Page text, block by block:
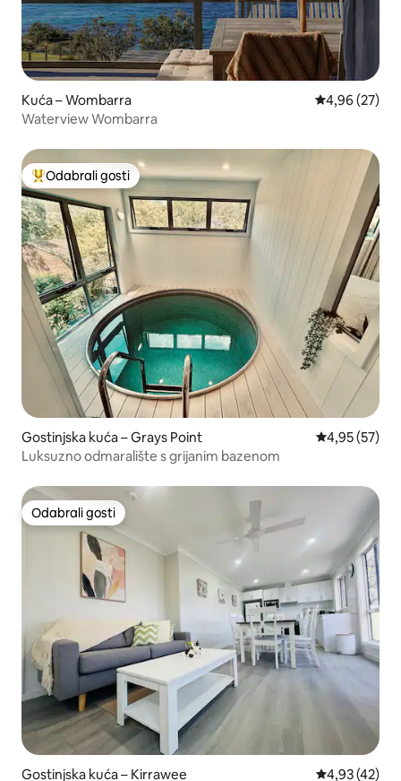
Kuća – Wombarra Prosječna
4,96 (27)
Waterview Wombarra
Među najviše rangiranima s oznakom „Odabrali gosti”
Odabrali gosti
Gostinjska kuća – Grays Point Prosječna
4,95 (57)
Luksuzno odmaralište s grijanim bazenom
Odabrali gosti
Odabrali gosti
Gostinjska kuća – Kirrawee Prosječna
4,93 (42)